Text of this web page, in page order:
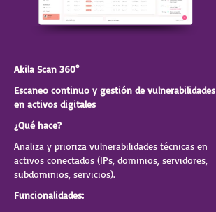
Akila Scan 360°
Escaneo continuo y gestión de vulnerabilidades
en activos digitales
¿Qué hace?
Analiza y prioriza vulnerabilidades técnicas en
activos conectados (IPs, dominios, servidores,
subdominios, servicios).
Funcionalidades: